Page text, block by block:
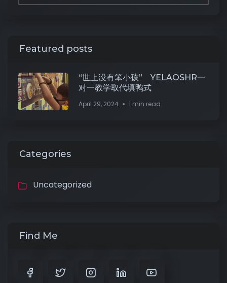
Featured posts
“世上没有笨小孩” YELAOSHR一
对一教学取代填鸭式
April 29, 2024 1 min read
Categories
Uncategorized
Find Me